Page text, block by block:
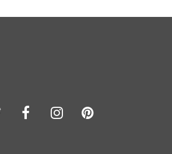
TwitterFacebook
Instagram
Pinterest